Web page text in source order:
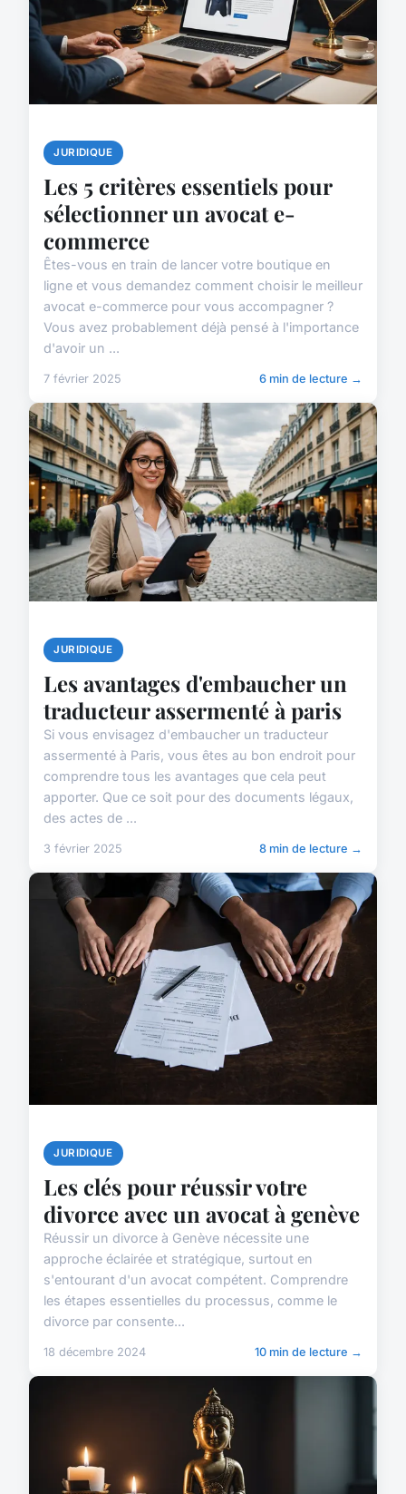
JURIDIQUE
Les 5 critères essentiels pour
sélectionner un avocat e-
commerce
Êtes-vous en train de lancer votre boutique en
ligne et vous demandez comment choisir le meilleur
avocat e-commerce pour vous accompagner ?
Vous avez probablement déjà pensé à l'importance
d'avoir un ...
7 février 2025 6 min de lecture →
JURIDIQUE
Les avantages d'embaucher un
traducteur assermenté à paris
Si vous envisagez d'embaucher un traducteur
assermenté à Paris, vous êtes au bon endroit pour
comprendre tous les avantages que cela peut
apporter. Que ce soit pour des documents légaux,
des actes de ...
3 février 2025 8 min de lecture →
JURIDIQUE
Les clés pour réussir votre
divorce avec un avocat à genève
Réussir un divorce à Genève nécessite une
approche éclairée et stratégique, surtout en
s'entourant d'un avocat compétent. Comprendre
les étapes essentielles du processus, comme le
divorce par consente...
18 décembre 2024 10 min de lecture →